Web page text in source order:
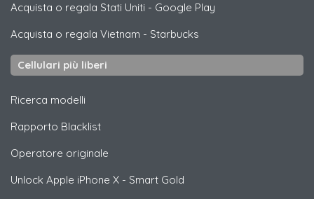
Acquista o regala Stati Uniti - Google Play
Acquista o regala Vietnam - Starbucks
Cellulari più liberi
Ricerca modelli
Rapporto Blacklist
Operatore originale
Unlock Apple iPhone X - Smart Gold